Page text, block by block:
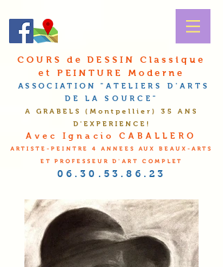
COURS de DESSIN Classique
et PEINTURE Moderne
ASSOCIATION "A TELIERS D' A RTS
DE LAS OURCE"
A GRABELS (Montpellier ) 35 ANS
D'EXPERIENCE!
Avec Ignacio CABALLERO
ARTISTE-PEINTRE 4 ANNEES AUX BEAUX-ARTS
ET PROFESSEUR D'ART COMPLET
06.30.53.86.23